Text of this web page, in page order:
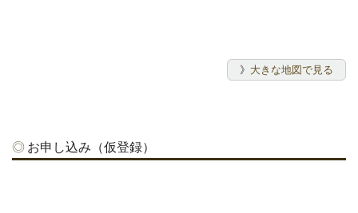
》 大きな地図で見る
お申し込み（仮登録）